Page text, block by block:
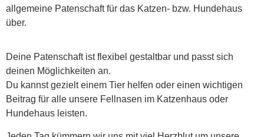
allgemeine Patenschaft für das Katzen- bzw. Hundehaus
über.
Deine Patenschaft ist flexibel gestaltbar und passt sich
deinen Möglichkeiten an.
Du kannst gezielt einem Tier helfen oder einen wichtigen
Beitrag für alle unsere Fellnasen im Katzenhaus oder
Hundehaus leisten.